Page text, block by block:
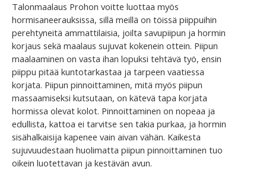
Talonmaalaus Prohon voitte luottaa myös
hormisaneerauksissa, sillä meillä on töissä piippuihin
perehtyneitä ammattilaisia, joilta savupiipun ja hormin
korjaus sekä maalaus sujuvat kokenein ottein. Piipun
maalaaminen on vasta ihan lopuksi tehtävä työ, ensin
piippu pitää kuntotarkastaa ja tarpeen vaatiessa
korjata. Piipun pinnoittaminen, mitä myös piipun
massaamiseksi kutsutaan, on kätevä tapa korjata
hormissa olevat kolot. Pinnoittaminen on nopeaa ja
edullista, kattoa ei tarvitse sen takia purkaa, ja hormin
sisähalkaisija kapenee vain aivan vähän. Kaikesta
sujuvuudestaan huolimatta piipun pinnoittaminen tuo
oikein luotettavan ja kestävän avun.